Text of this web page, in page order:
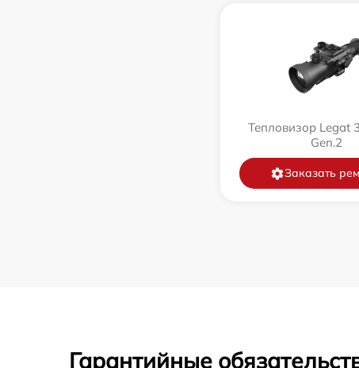
Тепловизор Legat
Gen.2
Заказать
Гарантийные